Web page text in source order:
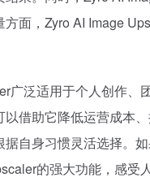
面，Zyro AI Image
广泛适用于个人创作
借助它降低运营成本
自身习惯灵活选择。
的强大功能，感受